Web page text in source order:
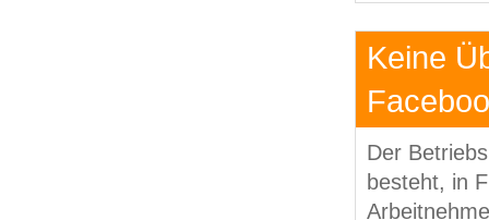
Keine
Der
besteht, in